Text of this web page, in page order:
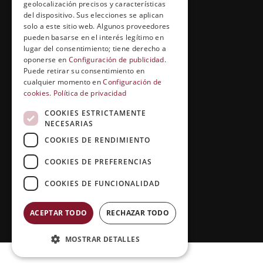
Entrevistas profesionales
EL RINCÓN DEL ALUMNO
Conócenos
Preguntas y respuestas
Clases virtuales
Copyright © 2026 |Grupo Esneca TV
geolocalización precisos y características
del dispositivo. Sus elecciones se aplican
solo a este sitio web. Algunos proveedores
pueden basarse en el interés legítimo en
lugar del consentimiento; tiene derecho a
oponerse en Configuración de publicidad.
Puede retirar su consentimiento en
cualquier momento enConfiguración de
cookies. Política de privacidad
COOKIES ESTRICTAMENTE
NECESARIAS
COOKIES DE RENDIMIENTO
COOKIES DE PREFERENCIAS
COOKIES DE FUNCIONALIDAD
ACEPTAR TODO RECHAZAR TODO
MOSTRAR DETALLES